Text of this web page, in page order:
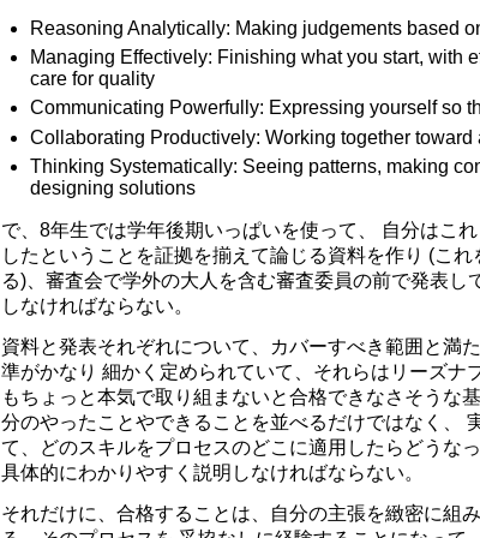
Reasoning Analytically: Making judgements based
Managing Effectively: Finishing what you start, with
care for quality
Communicating Powerfully: Expressing yourself so
Collaborating Productively: Working together toward
Thinking Systematically: Seeing patterns, making
designing solutions
で、8年生では学年後期いっぱいを使って、 自分はこ
したということを証拠を揃えて論じる資料を作り (こ
る)、審査会で学外の大人を含む審査委員の前で発表し
しなければならない。
資料と発表それぞれについて、カバーすべき範囲と満
準がかなり 細かく定められていて、それらはリーズナ
もちょっと本気で取り組まないと合格できなさそうな
分のやったことやできることを並べるだけではなく、
て、どのスキルをプロセスのどこに適用したらどうな
具体的にわかりやすく説明しなければならない。
それだけに、合格することは、自分の主張を緻密に組